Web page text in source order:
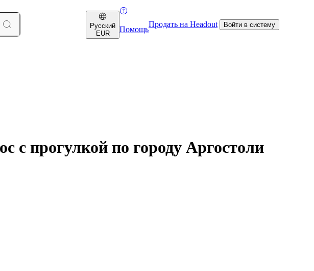
Русский
EUR
Помощь
Продать на Headout Войти в систему
с прогулкой по городу Аргостоли